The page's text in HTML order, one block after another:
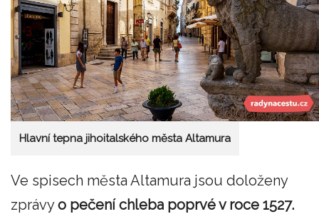
Hlavní tepna jihoitalského města Altamura
Ve spisech města Altamura jsou doloženy
zprávyo pečení chleba poprvé v roce 1527.